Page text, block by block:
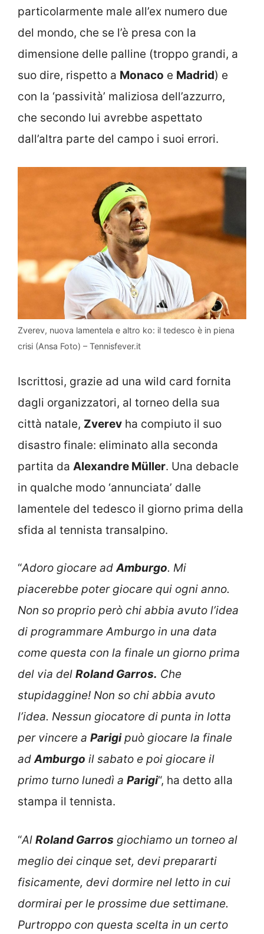
particolarmente male all’ex numero due
del mondo, che se l’è presa con la
dimensione delle palline (troppo grandi, a
suo dire, rispetto a Monaco e Madrid) e
con la ‘passività’ maliziosa dell’azzurro,
che secondo lui avrebbe aspettato
dall’altra parte del campo i suoi errori.
Zverev, nuova lamentela e altro ko: il tedesco è in piena
crisi (Ansa Foto) – Tennisfever.it
Iscrittosi, grazie ad una wild card fornita
dagli organizzatori, al torneo della sua
città natale, Zverev ha compiuto il suo
disastro finale: eliminato alla seconda
partita da Alexandre Müller. Una debacle
in qualche modo ‘annunciata’ dalle
lamentele del tedesco il giorno prima della
sfida al tennista transalpino.
“Adoro giocare adAmburgo. Mi
piacerebbe poter giocare qui ogni anno.
Non so proprio però chi abbia avuto l’idea
di programmare Amburgo in una data
come questa con la finale un giorno prima
del via del Roland Garros. Che
stupidaggine! Non so chi abbia avuto
l’idea. Nessun giocatore di punta in lotta
per vincere a Parigipuò giocare la finale
adAmburgo il sabato e poi giocare il
primo turno lunedì a Parigi“, ha detto alla
stampa il tennista.
“Al Roland Garros giochiamo un torneo al
meglio dei cinque set, devi prepararti
fisicamente, devi dormire nel letto in cui
dormirai per le prossime due settimane.
Purtroppo con questa scelta in un certo